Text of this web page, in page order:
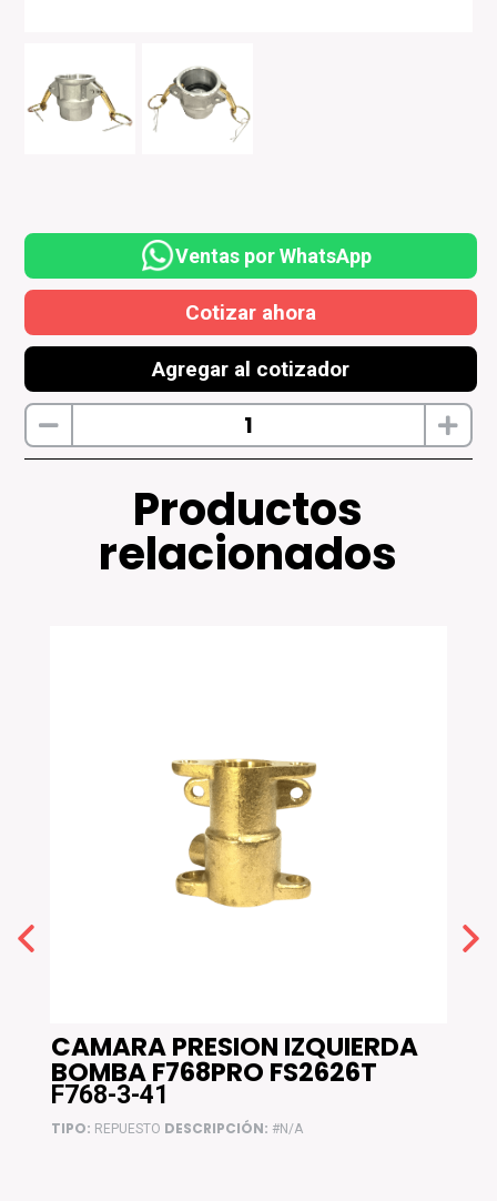
Ventas por WhatsApp
Cotizar ahora
Agregar al cotizador
Productos
relacionados
CAMARA PRESION IZQUIERDA
BOMBA F768PRO FS2626T
F768-3-41
TIPO: REPUESTO DESCRIPCIÓN: #N/A